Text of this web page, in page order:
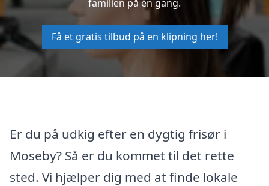
familien på én gang.
Få et gratis tilbud på en klipning her!
Er du på udkig efter en dygtig frisør i
Moseby? Så er du kommet til det rette
sted. Vi hjælper dig med at finde lokale